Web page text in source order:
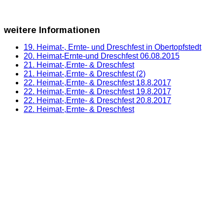
weitere Informationen
19. Heimat-, Ernte- und Dreschfest in Obertopfstedt
20. Heimat-Ernte-und Dreschfest 06.08.2015
21. Heimat-,Ernte- & Dreschfest
21. Heimat-,Ernte- & Dreschfest (2)
22. Heimat-,Ernte- & Dreschfest 18.8.2017
22. Heimat-,Ernte- & Dreschfest 19.8.2017
22. Heimat-,Ernte- & Dreschfest 20.8.2017
22. Heimat-,Ernte- & Dreschfest